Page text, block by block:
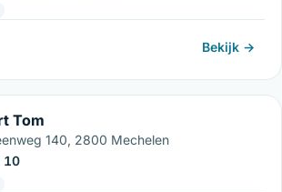
Bekijk →
Tom
140, 2800 Mechelen
10